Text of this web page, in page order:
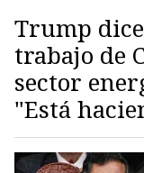
Trump
trabajo de
sector
"Está